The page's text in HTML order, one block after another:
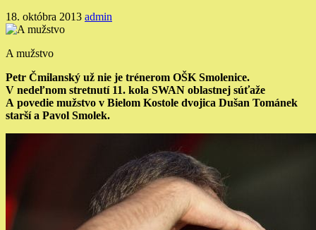
18. októbra 2013 admin
A mužstvo
Petr Čmilanský už nie je trénerom OŠK Smolenice.
V nedeľnom stretnutí 11. kola SWAN oblastnej súťaže
A povedie mužstvo v Bielom Kostole dvojica Dušan Tománek
starší a Pavol Smolek.